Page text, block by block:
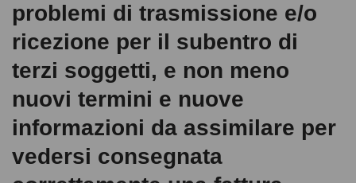
problemi di trasmissione e/o
ricezione per il subentro di
terzi soggetti, e non meno
nuovi termini e nuove
informazioni da assimilare per
vedersi consegnata